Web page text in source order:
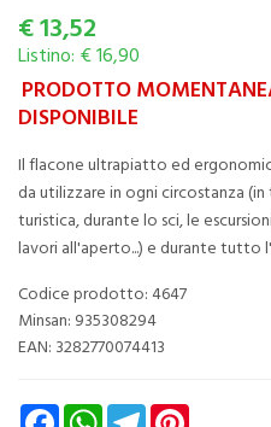
€13,52
Listino: € 16,90
PRODOTTO
DISPONIBILE
Il flacone ultrapiatto ed
da utilizzare in ogni circostanza
turistica, durante lo sci, le
lavori all'aperto...) e durante tutto
Codice prodotto: 4647
Minsan: 935308294
EAN: 3282770074413
FacebookWhatsAppTelegram